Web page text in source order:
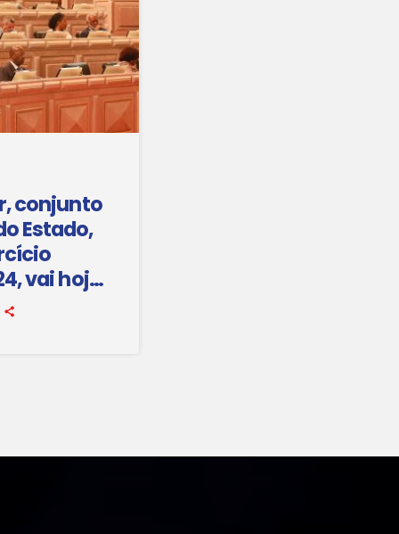
conjunto
Estado,
vai hoje
na